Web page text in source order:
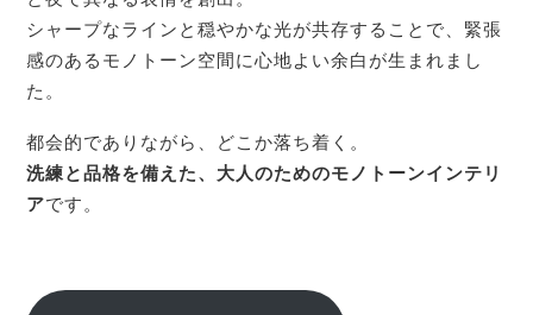
シャープなラインと穏やかな光が共存することで、緊張
感のあるモノトーン空間に心地よい余白が生まれまし
た。
都会的でありながら、どこか落ち着く。
洗練と品格を備えた、大人のためのモノトーンインテリ
アです。